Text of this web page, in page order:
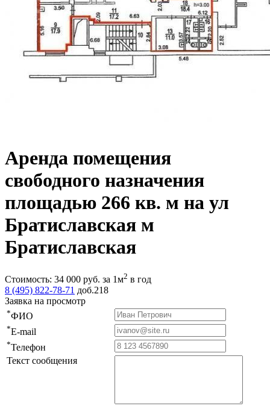
Аренда помещения
свободного назначения
площадью 266 кв. м на ул
Братиславская м
Братиславская
Стоимость: 34 000 руб. за 1м2 в год
8 (495) 822-78-71 доб.218
Заявка на просмотр
*ФИО
*E-mail
*Телефон
Текст сообщения